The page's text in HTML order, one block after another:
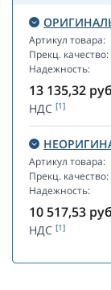
Артикул товара:
Прекц. качество:
Надежность:
13 135,32
НДС [1]
Артикул товара:
Прекц. качество:
Надежность:
10 517,53
НДС [1]